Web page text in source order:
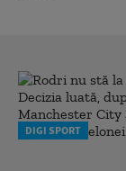
DIGI SPORT